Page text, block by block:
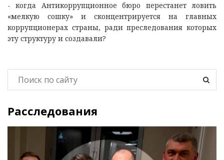
- когда Антикоррупционное бюро перестанет ловить
«мелкую сошку» и сконцентрируется на главных
коррупционерах страны, ради преследования которых
эту структуру и создавали?
Расследования